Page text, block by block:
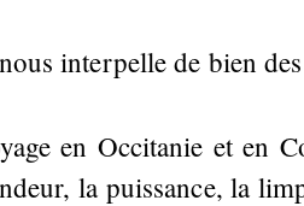
interpelle de bien
en Occitanie et en
la puissance, la